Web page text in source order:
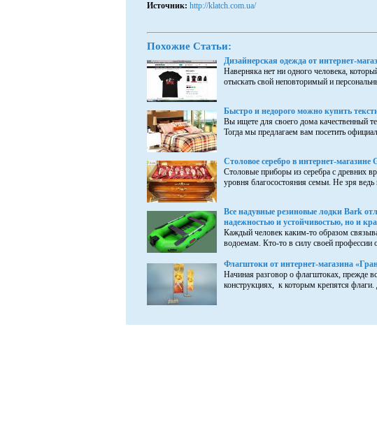
Источник: http://klatch.com.ua/
Похожие Статьи:
Дизайнерская одежда от интернет-
Наверняка нет ни одного человека,
отыскать свой неповторимый и
Быстро и недорого можно купить
Вы ищете для своего дома качественный
Тогда мы предлагаем вам посетить
Столовое серебро в интернет-магазине
Столовые приборы из серебра с древних
уровня благосостояния семьи. Не зря ведь
Все надувные резиновые лодки Bark
надежностью и устойчивостью, но и
Каждый человек каким-то образом
водоемам. Кто-то в силу своей профессии
Флагштоки от интернет-магазина
Начиная разговор о флагштоках, прежде
конструкциях, к которым крепятся флаги.